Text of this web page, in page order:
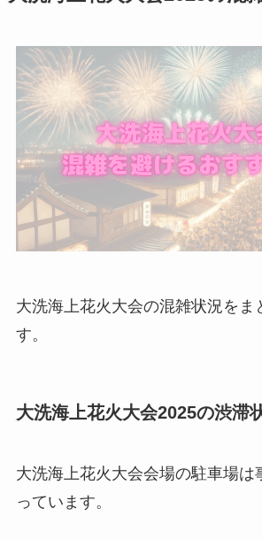
大洗海上花火大会の混雑状況をま
す。
大洗海上花火大会2025の渋滞
大洗海上花火大会会場の駐車場は
っています。